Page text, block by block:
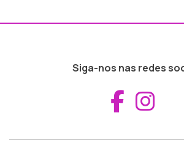
Siga-nos nas redes